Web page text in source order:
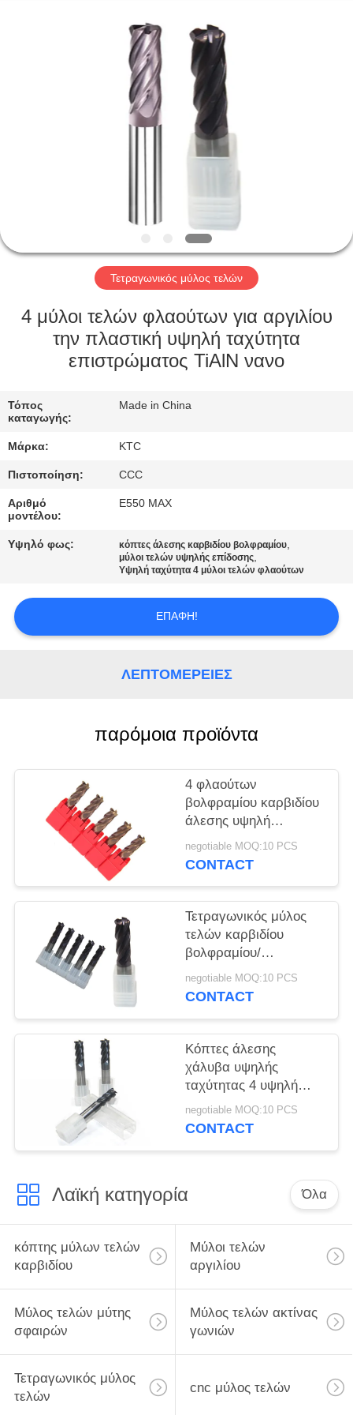
ΓΎΡΟΣ
ΕΡΓΟΣΤΑΣΊΩΝ
ΠΟΙΟΤΙΚΌΣ
ΈΛΕΓΧΟΣ
ΜΑΣ
ΕΛΆΤΕ
ΕΠΑΦΉ
ΜΕ
ΑΠΌΣΠΑΣΜΑ
Τετραγωνικός μύλος τελών
4 μύλοι τελών φλαούτων για αργιλίου
την πλαστική υψηλή ταχύτητα
επιστρώματος TiAlN νανο
Τόπος
καταγωγής:
Made in China
Μάρκα: KTC
Πιστοποίηση: CCC
Αριθμό
μοντέλου:
E550 MAX
Υψηλό φως: κόπτες άλεσης καρβιδίου βολφραμίου,
μύλοι τελών υψηλής επίδοσης,
Υψηλή ταχύτητα 4 μύλοι τελών φλαούτων
ΕΠΑΦΉ!
ΛΕΠΤΟΜΈΡΕΙΕΣ
παρόμοια προϊόντα
4 φλαούτων
βολφραμίου καρβιδίου
άλεσης υψηλή
αποδοτικότητα
επεξεργασίας κοπτών
negotiable MOQ:10 PCS
CONTACT
Τετραγωνικός μύλος
τελών καρβιδίου
βολφραμίου/
τυποποιημένοι στερεοί
κόπτες άλεσης
negotiable MOQ:10 PCS
CONTACT
Κόπτες άλεσης
χάλυβα υψηλής
ταχύτητας 4 υψηλή
επίδοση καρβιδίου
βολφραμίου φλαούτων
negotiable MOQ:10 PCS
CONTACT
Λαϊκή κατηγορία Όλα
κόπτης μύλων τελών
καρβιδίου
Μύλοι τελών
αργιλίου
Μύλος τελών μύτης
σφαιρών
Μύλος τελών ακτίνας
γωνιών
Τετραγωνικός μύλος
τελών
cnc μύλος τελών